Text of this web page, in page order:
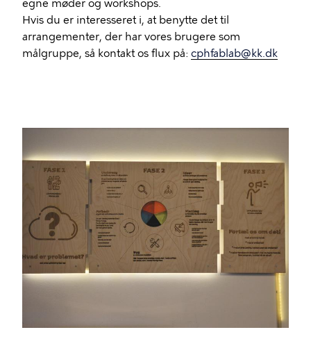
egne møder og workshops.
Hvis du er interesseret i, at benytte det til
arrangementer, der har vores brugere som
målgruppe, så kontakt os flux på: cphfablab@kk.dk